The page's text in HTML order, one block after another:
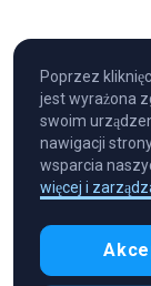
Cryptocurrency
Poprzez
jest wyrażona
swoim
nawigacji
wsparcia
więcej i